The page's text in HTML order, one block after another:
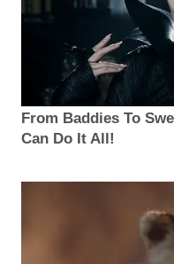
From Baddies To
Can Do It All!